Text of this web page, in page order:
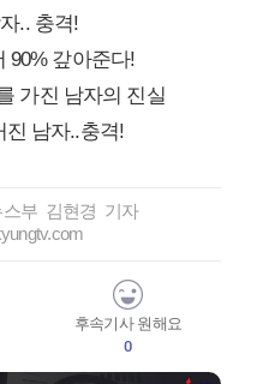
.. 충격!
90% 갚아준다!
가진 남자의 진실
진 남자..충격!
스부 김현경 기자
후속기사 원해요
0